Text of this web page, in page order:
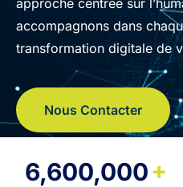
approche centrée sur
accompagnons dans
transformation digitale de
Nous Contacter
6,600,000+